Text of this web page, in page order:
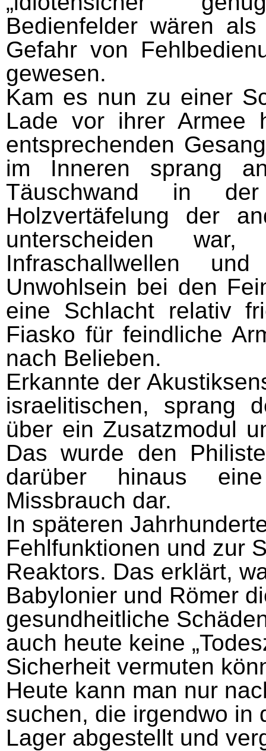
Bedienfelder wären
Gefahr von
gewesen.
Kam es nun zu einer
Lade vor ihrer Armee
entsprechenden
im Inneren sprang
Täuschwand in
Holzvertäfelung der
unterscheiden
Infraschallwellen
Unwohlsein bei den
eine Schlacht relativ
Fiasko für feindliche
nach Belieben.
Erkannte der
israelitischen, sprang
über ein Zusatzmodul
Das wurde den
darüber hinaus
Missbrauch dar.
In späteren
Fehlfunktionen und zur
Reaktors. Das erklärt,
Babylonier und Römer
gesundheitliche
auch heute keine
Sicherheit vermuten
Heute kann man nur
suchen, die irgendwo in
Lager abgestellt und